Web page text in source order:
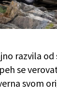
razvila
se
svom